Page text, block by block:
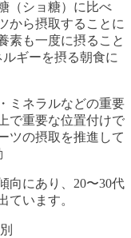
（ショ糖）に比べ
から摂取することに
素も一度に摂ること
ギーを摂る朝食に
ミネラルなどの重要
で重要な位置付けで
ツの摂取を推進して
向にあり、20〜30代
ています。